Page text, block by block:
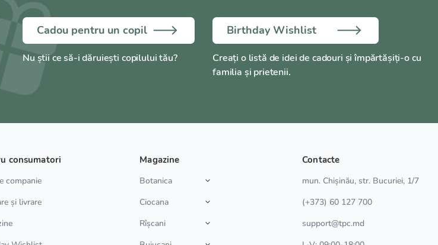
Cadou pentru un copil
Nu știi ce să-i dăruiești copilului tău?
Birthday Wishlist
Creați o listă de idei de cadouri și împărtășiți-o cu
familia și prietenii.
consumatori
companie
și livrare
Magazine
Botanica
Ciocana
Rîșcani
Contacte
mun. Chișinău, str. Bucuriei, 1/7
(+373) 60 127 700
support@tpc.md